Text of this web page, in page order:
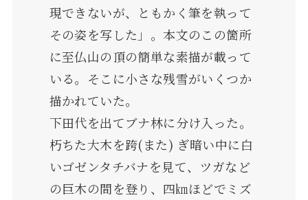
現できないが、ともかく筆を執って
その姿を写した」。本文のこの箇所
に至仏山の頂の簡単な素描が載って
いる。そこに小さな残雪がいくつか
描かれていた。
下田代を出てブナ林に分け入った。
朽ちた大木を跨(また) ぎ暗い中に白
いゴゼンタチバナを見て、ツガなど
の巨木の間を登り、四㎞ほどでミズ